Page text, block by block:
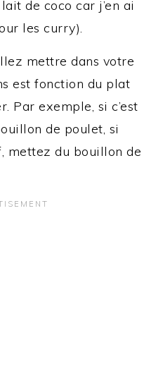
de coco car j’en ai
les curry).
mettre dans votre
est fonction du plat
Par exemple, si c’est
de poulet, si
mettez du bouillon de